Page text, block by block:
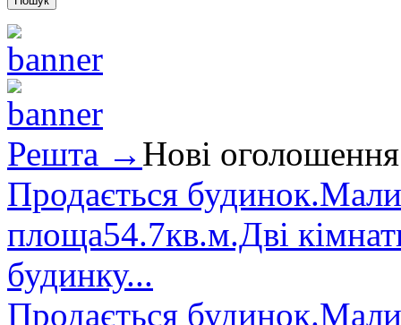
Решта → Нові оголошення
Продається
площа54.7кв.м.Дві
будинку...
Продається